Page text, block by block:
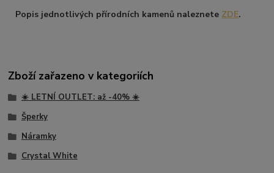
Popis jednotlivých přírodních kamenů naleznete ZDE.
Zboží zařazeno v kategoriích
☀️ LETNÍ OUTLET: až -40% ☀️
Šperky
Náramky
Crystal White